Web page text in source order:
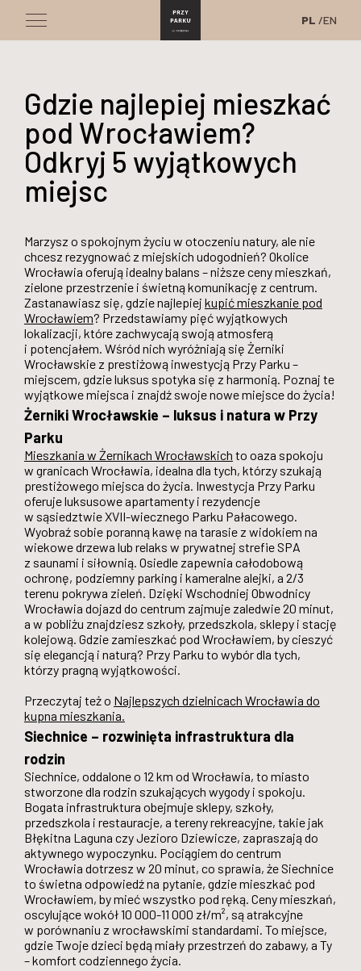
PL EN
Gdzie najlepiej mieszkać
pod Wrocławiem?
Odkryj 5 wyjątkowych
miejsc
Marzysz o spokojnym życiu w otoczeniu natury, ale nie
chcesz rezygnować z miejskich udogodnień? Okolice
Wrocławia oferują idealny balans – niższe ceny mieszkań,
zielone przestrzenie i świetną komunikację z centrum.
Zastanawiasz się, gdzie najlepiej kupić mieszkanie pod
Wrocławiem? Przedstawiamy pięć wyjątkowych
lokalizacji, które zachwycają swoją atmosferą
i potencjałem. Wśród nich wyróżniają się Żerniki
Wrocławskie z prestiżową inwestycją Przy Parku –
miejscem, gdzie luksus spotyka się z harmonią. Poznaj te
wyjątkowe miejsca i znajdź swoje nowe miejsce do życia!
Żerniki Wrocławskie – luksus i natura w Przy
Parku
Mieszkania w Żernikach Wrocławskich to oaza spokoju
w granicach Wrocławia, idealna dla tych, którzy szukają
prestiżowego miejsca do życia. Inwestycja Przy Parku
oferuje luksusowe apartamenty i rezydencje
w sąsiedztwie XVII-wiecznego Parku Pałacowego.
Wyobraź sobie poranną kawę na tarasie z widokiem na
wiekowe drzewa lub relaks w prywatnej strefie SPA
z saunami i siłownią. Osiedle zapewnia całodobową
ochronę, podziemny parking i kameralne alejki, a 2/3
terenu pokrywa zieleń. Dzięki Wschodniej Obwodnicy
Wrocławia dojazd do centrum zajmuje zaledwie 20 minut,
a w pobliżu znajdziesz szkoły, przedszkola, sklepy i stację
kolejową. Gdzie zamieszkać pod Wrocławiem, by cieszyć
się elegancją i naturą? Przy Parku to wybór dla tych,
którzy pragną wyjątkowości.
Przeczytaj też o Najlepszych dzielnicach Wrocławia do
kupna mieszkania.
Siechnice – rozwinięta infrastruktura dla
rodzin
Siechnice, oddalone o 12 km od Wrocławia, to miasto
stworzone dla rodzin szukających wygody i spokoju.
Bogata infrastruktura obejmuje sklepy, szkoły,
przedszkola i restauracje, a tereny rekreacyjne, takie jak
Błękitna Laguna czy Jezioro Dziewicze, zapraszają do
aktywnego wypoczynku. Pociągiem do centrum
Wrocławia dotrzesz w 20 minut, co sprawia, że Siechnice
to świetna odpowiedź na pytanie, gdzie mieszkać pod
Wrocławiem, by mieć wszystko pod ręką. Ceny mieszkań,
oscylujące wokół 10 000-11 000 zł/m², są atrakcyjne
w porównaniu z wrocławskimi standardami. To miejsce,
gdzie Twoje dzieci będą miały przestrzeń do zabawy, a Ty
– komfort codziennego życia.